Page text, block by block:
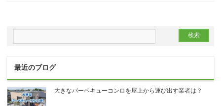
最近のブログ
大きなバーベキューコンロを屋上から運び出す業者は？